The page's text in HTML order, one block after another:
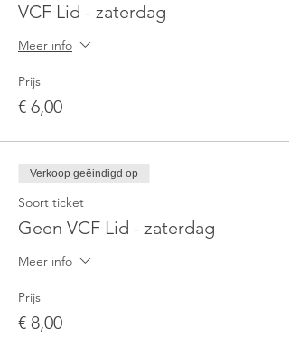
VCF Lid - zaterdag
Meer info
Prijs
€ 6,00
Verkoop geëindigd op
Soort ticket
Geen VCF Lid - zaterdag
Meer info
Prijs
€ 8,00